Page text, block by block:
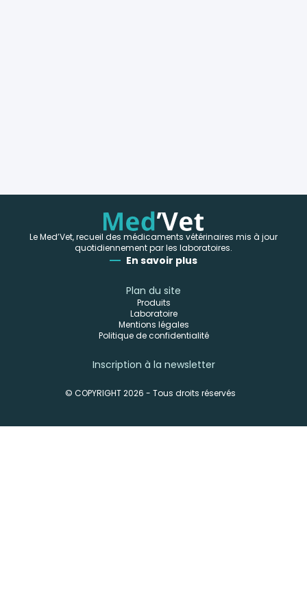
Le Med’Vet, recueil des médicaments vétérinaires mis à jour
quotidiennement par les laboratoires.
En savoir plus
Plan du site
Produits
Laboratoire
Mentions légales
Politique de confidentialité
Inscription à la newsletter
© COPYRIGHT 2026 - Tous droits réservés